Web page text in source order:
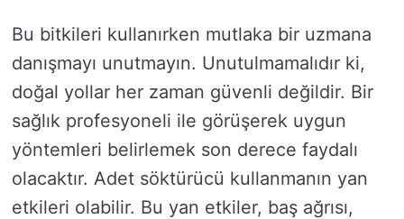
Bu bitkileri kullanırken mutlaka bir uzmana
danışmayı unutmayın. Unutulmamalıdır ki,
doğal yollar her zaman güvenli değildir. Bir
sağlık profesyoneli ile görüşerek uygun
yöntemleri belirlemek son derece faydalı
olacaktır. Adet söktürücü kullanmanın yan
etkileri olabilir. Bu yan etkiler, baş ağrısı,